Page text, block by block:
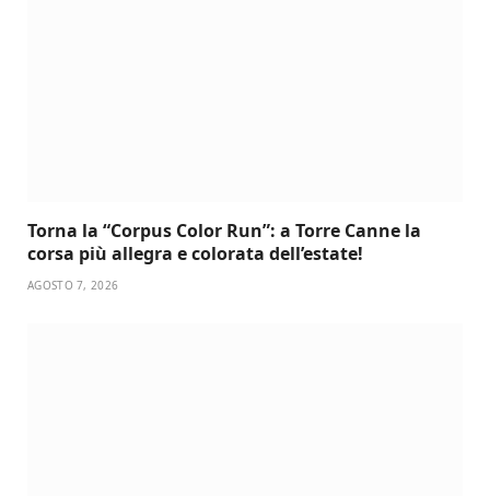
Torna la “Corpus Color Run”: a Torre Canne la
corsa più allegra e colorata dell’estate!
AGOSTO 7, 2026